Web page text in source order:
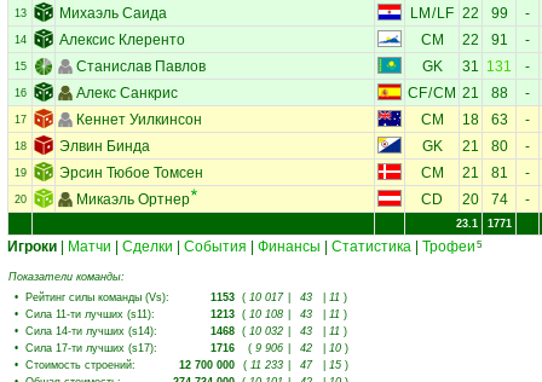
13 Михаэль Саида LM / LF 22 99 -
14 Алексис Клеренто CM 22 91 -
15 Станислав Павлов GK 31 131 -
16 Алекс Санкрис CF/CM 21 88 -
17 Кеннет Уилкинсон CM 18 63 -
18 Элвин Бинда GK 21 80 -
19 Эрсин Тюбое Томсен CM 21 81 -
20 Микаэль Ортнер CD 20 74 -
23.1 1771
Игроки Матчи Сделки События Финансы Статистика Трофеи 5
Показатели команды:
• Рейтинг силы команды (Vs): 1153 ( 10 017 43 11 )
• Сила 11-ти лучших (s11): 1213 ( 10 108 43 11 )
• Сила 14-ти лучших (s14): 1468 ( 10 032 43 11 )
• Сила 17-ти лучших (s17): 1716 ( 9 906 42 10 )
• Стоимость строений: 12 700 000 ( 11 233 47 15 )